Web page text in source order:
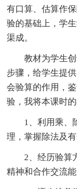
有口算、估算作
验的基础上，学
渠成。
教材为学生
步骤，给学生提
会验算的作用，
验，我将本课时
1、利用乘、
理，掌握除法及
2、经历验算
精神和合作交流能